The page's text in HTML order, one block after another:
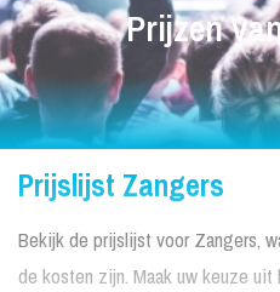
Prijzen
Prijslijst Zangers
Bekijk de prijslijst voor Zangers,
de kosten zijn. Maak uw keuze